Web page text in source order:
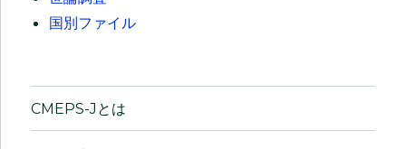
国別ファイル
CMEPS-Jとは